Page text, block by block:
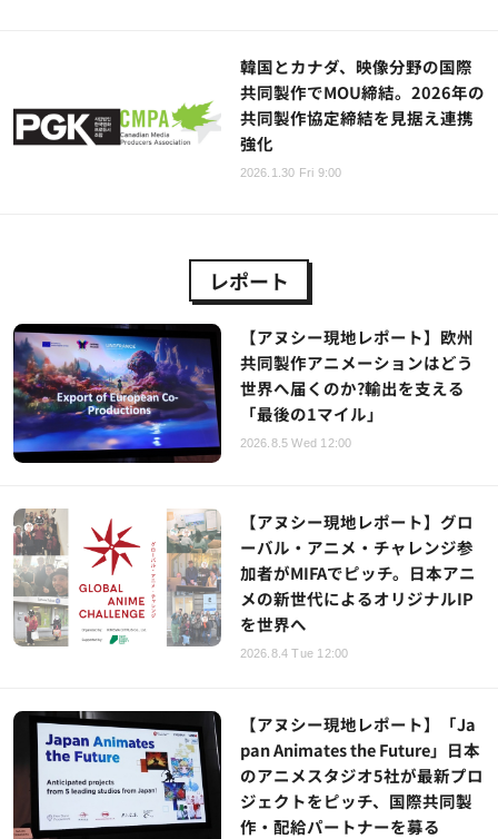
韓国とカナダ、映像分野の国際
共同製作でMOU締結。2026年の
共同製作協定締結を見据え連携
強化
2026.1.30 Fri 9:00
レポート
【アヌシー現地レポート】欧州
共同製作アニメーションはどう
世界へ届くのか?輸出を支える
「最後の1マイル」
2026.8.5 Wed 12:00
【アヌシー現地レポート】グロ
ーバル・アニメ・チャレンジ参
加者がMIFAでピッチ。日本アニ
メの新世代によるオリジナルIP
を世界へ
2026.8.4 Tue 12:00
【アヌシー現地レポート】「Ja
pan Animates the Future」日本
のアニメスタジオ5社が最新プロ
ジェクトをピッチ、国際共同製
作・配給パートナーを募る